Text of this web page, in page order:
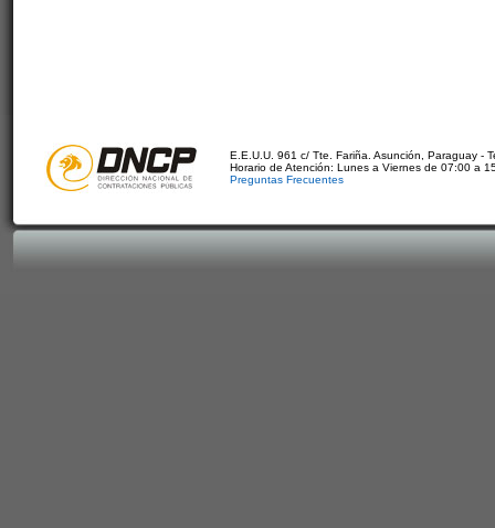
E.E.U.U. 961 c/ Tte. Fariña. Asunción, Paraguay -
Horario de Atención: Lunes a Viernes de 07:00 a
Preguntas Frecuentes